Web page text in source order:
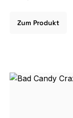
Zum Produkt